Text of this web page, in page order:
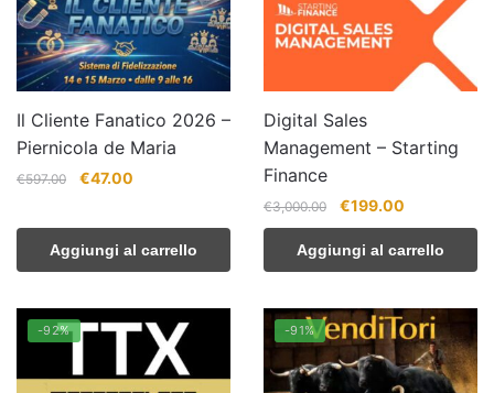
Il Cliente Fanatico 2026 –
Piernicola de Maria
€597.00
Il
originale
era:
€597.00.
€47.00
attuale
è:
€47.00.
Aggiungi al carrello
Digital Sales
Management – Starting
Finance
€3,000.00
Il
prezzo
originale
era:
€199.00
prezzo
attuale
è:
Aggiungi al carrello
-92% -91%